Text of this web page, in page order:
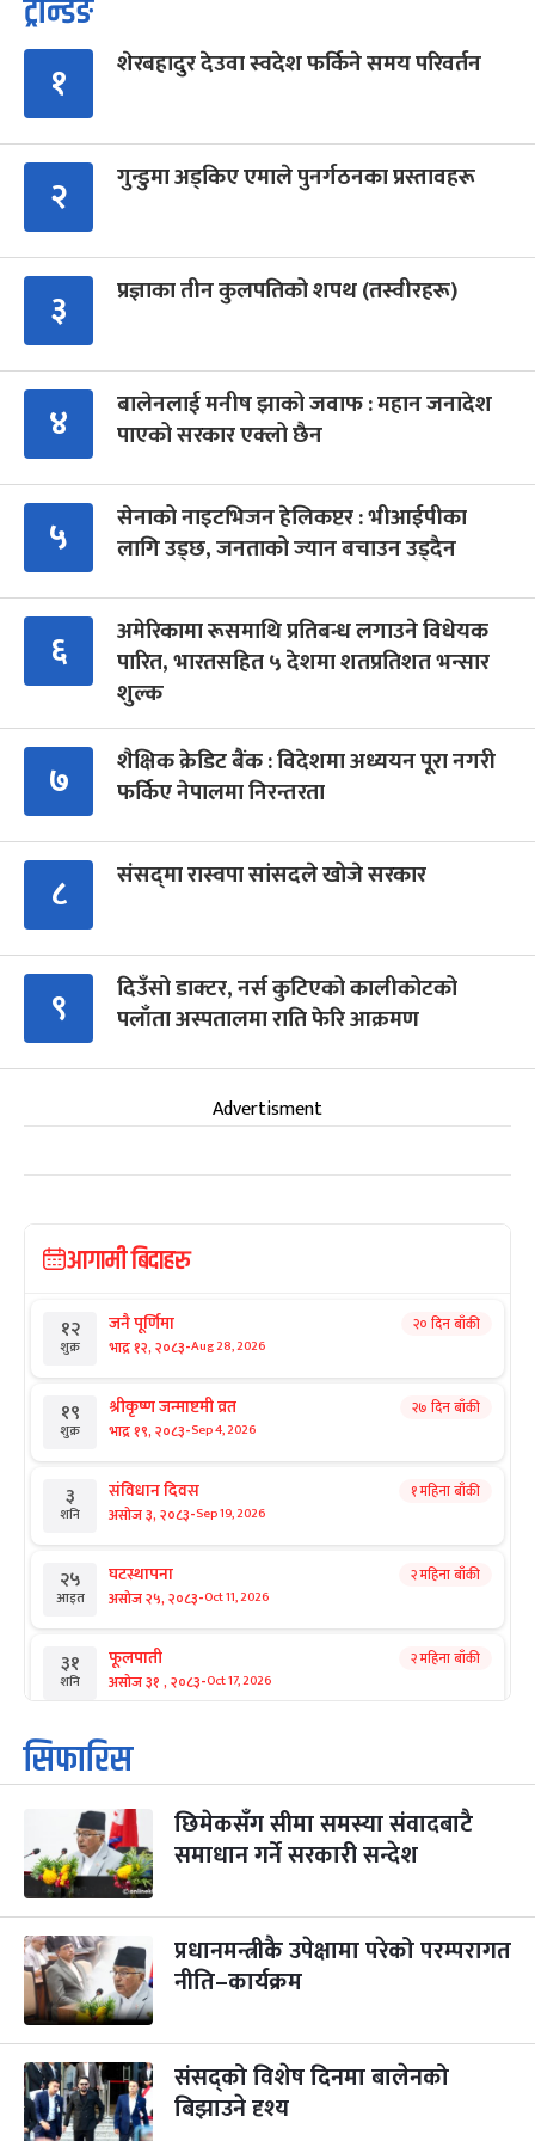
ट्रेन्डिङ
१ शेरबहादुर देउवा स्वदेश फर्किने समय परिवर्तन
२ गुन्डुमा अड्किए एमाले पुनर्गठनका प्रस्तावहरू
३ प्रज्ञाका तीन कुलपतिको शपथ (तस्वीरहरू)
४
बालेनलाई मनीष झाको जवाफ : महान जनादेश
पाएको सरकार एक्लो छैन
५
सेनाको नाइटभिजन हेलिकप्टर : भीआईपीका
लागि उड्छ, जनताको ज्यान बचाउन उड्दैन
६
अमेरिकामा रूसमाथि प्रतिबन्ध लगाउने विधेयक
पारित, भारतसहित ५ देशमा शतप्रतिशत भन्सार
शुल्क
७
शैक्षिक क्रेडिट बैंक : विदेशमा अध्ययन पूरा नगरी
फर्किए नेपालमा निरन्तरता
८ संसद्‍मा रास्वपा सांसदले खोजे सरकार
९
दिउँसो डाक्टर, नर्स कुटिएको कालीकोटको
पलाँता अस्पतालमा राति फेरि आक्रमण
Advertisment
आगामी बिदाहरु
१२
शुक्र
जनै पूर्णिमा
भाद्र १२, २०८३-Aug 28, 2026
२० दिन बाँकी
१९
शुक्र
श्रीकृष्ण जन्माष्टमी व्रत
भाद्र १९, २०८३-Sep 4, 2026
२७ दिन बाँकी
३
शनि
संविधान दिवस
असोज ३, २०८३-Sep 19, 2026
१ महिना बाँकी
२५
आइत
घटस्थापना
असोज २५, २०८३-Oct 11, 2026
२ महिना बाँकी
३१
शनि
फूलपाती
असोज ३१ , २०८३-Oct 17, 2026
२ महिना बाँकी
१
आइत
कार्तिक सङ्क्रान्ति
कार्तिक १, २०८३
३
मंगल
महानवमी
कार्तिक ३, २०८३-Oct 20, 2026
२ महिना बाँकी
४
बुध कार्तिक ४, २०८३ Oct 21, 2026
५
बिहि
पापा‌ङ्कुशा एकादशी व्रत
कार्तिक ५, २०८३
२२
आइत
कुकुर तिहार
कार्तिक २२, २०८३-Nov 8, 2026
३ महिना बाँकी
सिफारिस
छिमेकसँग सीमा समस्या संवादबाटै
समाधान गर्ने सरकारी सन्देश
प्रधानमन्त्रीकै उपेक्षामा परेको परम्परागत
नीति–कार्यक्रम
संसद्को विशेष दिनमा बालेनको
बिझाउने दृश्य